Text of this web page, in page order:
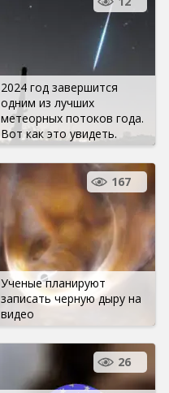
2024 год завершится
одним из лучших
метеорных потоков года.
Вот как это увидеть.
Ученые планируют
записать черную дыру на
видео
167
26